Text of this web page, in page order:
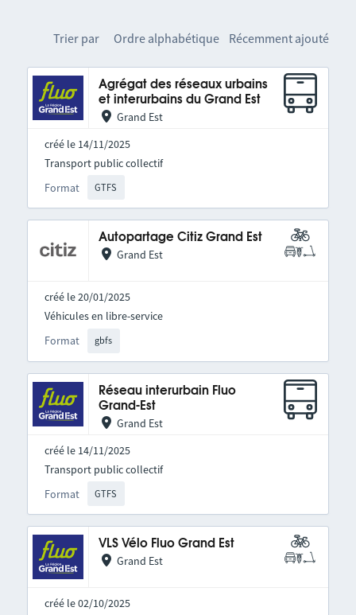
Trier par Ordre alphabétique Récemment ajouté
Agrégat des réseaux urbains
et interurbains du Grand Est
Grand Est
créé le 14/11/2025
Format GTFS
Transport public collectif
Autopartage Citiz Grand Est
Grand Est
créé le 20/01/2025
Format gbfs
Véhicules en libre-service
Réseau interurbain Fluo
Grand-Est
Grand Est
créé le 14/11/2025
Format GTFS
Transport public collectif
VLS Vélo Fluo Grand Est
Grand Est
créé le 02/10/2025